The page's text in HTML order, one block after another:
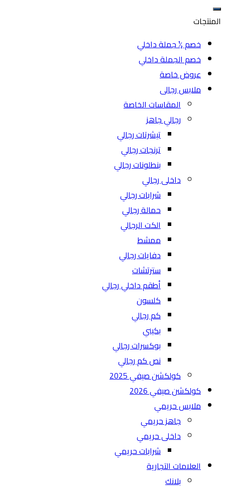
المنتجات
خصم ½ جملة داخلي
خصم الجملة داخلي
عروض خاصة
ملابس رجالى
المقاسات الخاصة
رجالي جاهز
تيشرتات رجالي
ترنجات رجالي
بنطلونات رجالي
داخلى رجالي
شرابات رجالي
حمالة رجالي
الكت الرجالي
ممشط
دفايات رجالي
سترتشات
أطقم داخلي رجالي
كلسون
كم رجالي
بكيني
بوكسرات رجالي
نص كم رجالي
كولكشن صيفي 2025
كولكشن صيفي 2026
ملابس حريمي
جاهز حريمي
داخلى حريمي
شرابات حريمي
العلامات التجارية
بلانك